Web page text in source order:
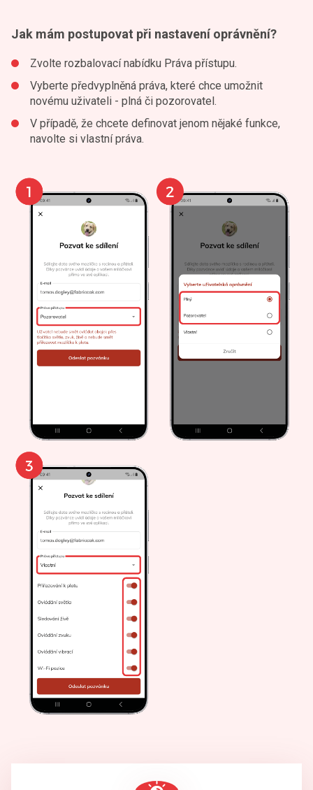
Jak mám postupovat při nastavení oprávnění?
Zvolte rozbalovací nabídku Práva přístupu.
Vyberte předvyplněná práva, které chce umožnit
novému uživateli - plná či pozorovatel.
V případě, že chcete definovat jenom nějaké funkce,
navolte si vlastní práva.